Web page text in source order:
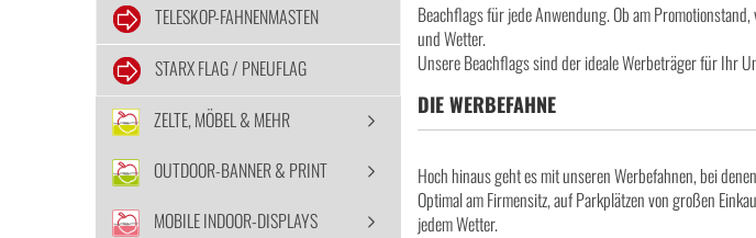
Beachflags für jede Anwendung. Ob am
und Wetter.
Unsere Beachflags sind der ideale Werbeträger für Ihr
DIE WERBEFAHNE
Hoch hinaus geht es mit unseren Werbefahnen, bei
Optimal am Firmensitz, auf Parkplätzen von großen
jedem Wetter.
TELESKOP-FAHNENMASTEN
STARX FLAG / PNEUFLAG
ZELTE, MÖBEL & MEHR
OUTDOOR-BANNER & PRINT
MOBILE INDOOR-DISPLAYS